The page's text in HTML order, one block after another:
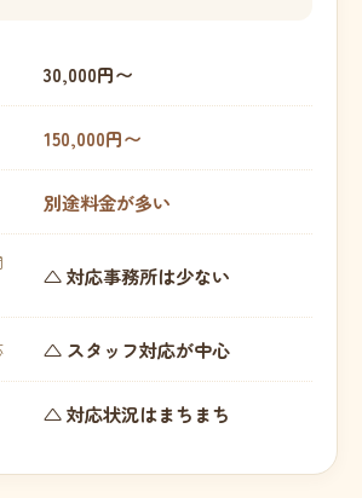
30,000円〜
150,000円〜
別途料金が多い
△ 対応事務所は少ない
△ スタッフ対応が中心
△ 対応状況はまちまち